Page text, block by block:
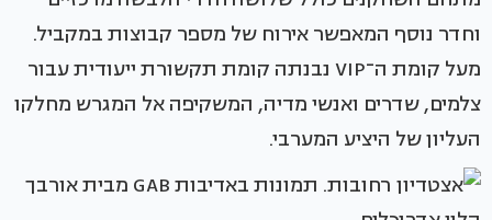
וחדר נוסף המאפשר אירוח של מספר קבוצות במקביל.
מעל קומת ה־VIP נבנתה קומת תקשורת ייעודית עבור
צלמים, שדרים ואנשי מדיה, המשקיפה אל המגרש מחלקו
העליון של היציע המערבי.